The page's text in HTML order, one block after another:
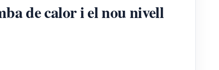
de calor i el nou nivell